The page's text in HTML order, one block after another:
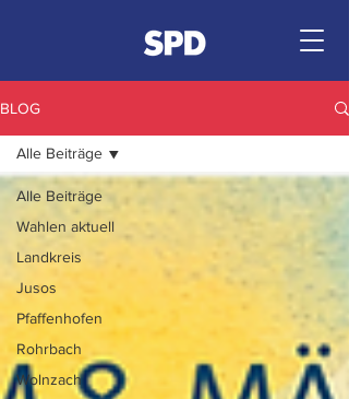
BLOG
Alle Beiträge
Wahlen aktuell
Landkreis
Jusos
Pfaffenhofen
Rohrbach
Wolnzach
Alle Beiträge